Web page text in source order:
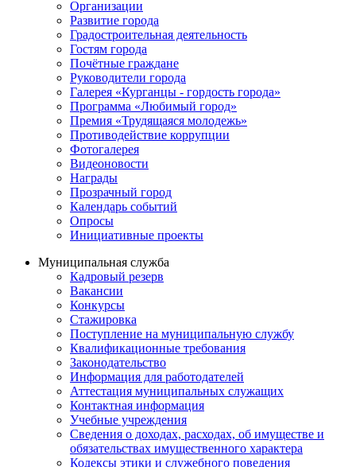
Организации
Развитие города
Градостроительная деятельность
Гостям города
Почётные граждане
Руководители города
Галерея «Курганцы - гордость города»
Программа «Любимый город»
Премия «Трудящаяся молодежь»
Противодействие коррупции
Фотогалерея
Видеоновости
Награды
Прозрачный город
Календарь событий
Опросы
Инициативные проекты
Муниципальная служба
Кадровый резерв
Вакансии
Конкурсы
Стажировка
Поступление на муниципальную службу
Квалификационные требования
Законодательство
Информация для работодателей
Аттестация муниципальных служащих
Контактная информация
Учебные учреждения
Сведения о доходах, расходах, об имуществе и
обязательствах имущественного характера
Кодексы этики и служебного поведения